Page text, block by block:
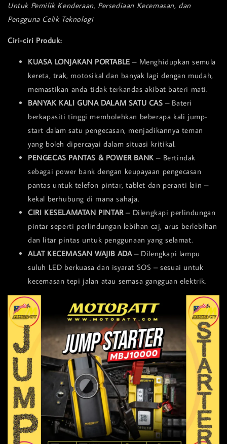
Untuk Pemilik Kenderaan, Persediaan Kecemasan, dan
Pengguna Celik Teknologi
Ciri-ciri Produk:
KUASA LONJAKAN PORTABLE– Menghidupkan semula
kereta, trak, motosikal dan banyak lagi dengan mudah,
memastikan anda tidak terkandas akibat bateri mati.
BANYAK KALI GUNA DALAM SATU CAS – Bateri
berkapasiti tinggi membolehkan beberapa kali jump-
start dalam satu pengecasan, menjadikannya teman
yang boleh dipercayai dalam situasi kritikal.
PENGECAS PANTAS & POWER BANK – Bertindak
sebagai power bank dengan keupayaan pengecasan
pantas untuk telefon pintar, tablet dan peranti lain –
kekal berhubung di mana sahaja.
CIRI KESELAMATAN PINTAR– Dilengkapi perlindungan
pintar seperti perlindungan lebihan caj, arus berlebihan
dan litar pintas untuk penggunaan yang selamat.
ALAT KECEMASAN WAJIB ADA– Dilengkapi lampu
suluh LED berkuasa dan isyarat SOS – sesuai untuk
kecemasan tepi jalan atau semasa gangguan elektrik.